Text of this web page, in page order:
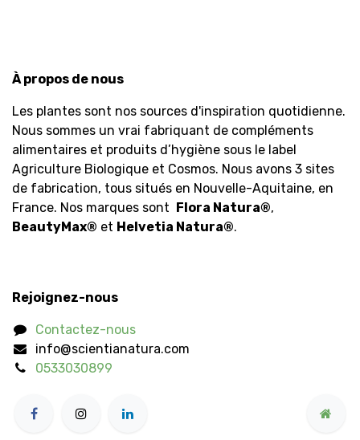
À propos de nous
Les plantes sont nos sources d'inspiration quotidienne.
Nous sommes un vrai fabriquant de compléments
alimentaires et produits d’hygiène sous le label
Agriculture Biologique et Cosmos. Nous avons 3 sites
de fabrication, tous situés en Nouvelle-Aquitaine, en
France. Nos marques sont
Flora Natura®,
BeautyMax® et Helvetia Natura®.
Rejoignez-nous
Contactez-nous
info@scientianatura.com
0533030899